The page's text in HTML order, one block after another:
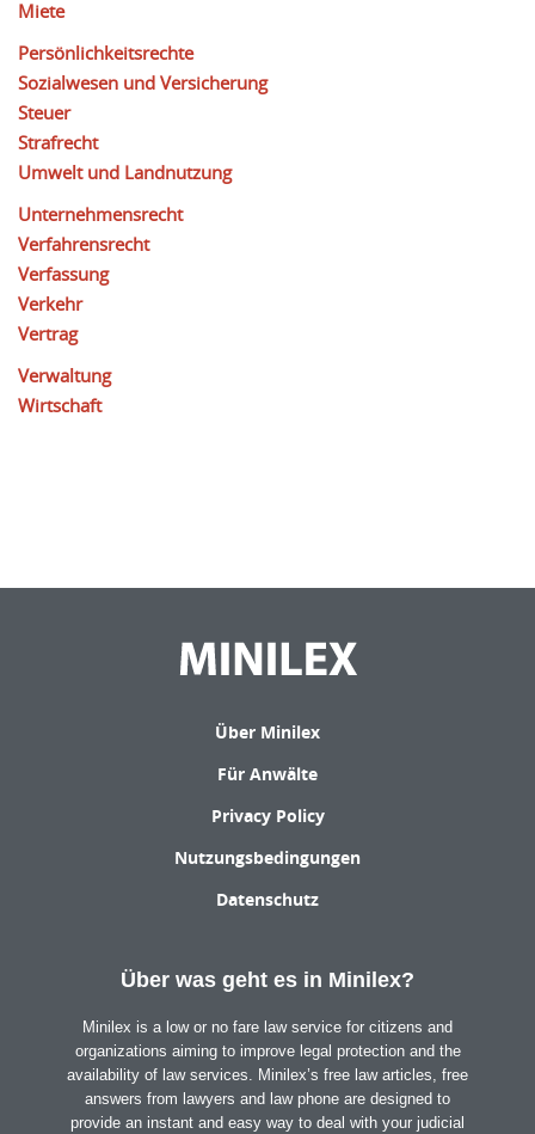
Miete
Persönlichkeitsrechte
Sozialwesen und Versicherung
Steuer
Strafrecht
Umwelt und Landnutzung
Unternehmensrecht
Verfahrensrecht
Verfassung
Verkehr
Vertrag
Verwaltung
Wirtschaft
Über Minilex
Für Anwälte
Privacy Policy
Nutzungsbedingungen
Datenschutz
Über was geht es in Minilex?
Minilex is a low or no fare law service for citizens and
organizations aiming to improve legal protection and the
availability of law services. Minilex’s free law articles, free
answers from lawyers and law phone are designed to
provide an instant and easy way to deal with your judicial